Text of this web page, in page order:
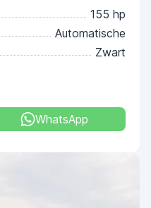
155 hp
Automatische
Zwart
WhatsApp